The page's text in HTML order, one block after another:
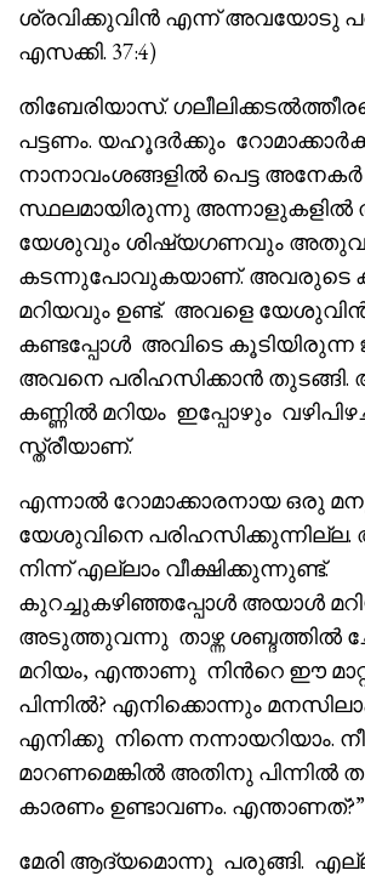
ശ്രവിക്കുവിൻ എന്ന് അവയോടു
എസക്കി. 37:4)
തിബേരിയാസ്.
പട്ടണം. യഹൂദർക്കും
നാനാവംശങ്ങളിൽ പെട്ട
സ്ഥലമായിരുന്നു അന്നാളുകളിൽ
യേശുവും ശിഷ്യഗണവും
കടന്നുപോവുകയാണ്. അവരുടെ
മറിയവും ഉണ്ട്. അവളെ
കണ്ടപ്പോൾ അവിടെ
അവനെ പരിഹസിക്കാൻ
കണ്ണിൽ മറിയം ഇപ്പോഴും
സ്ത്രീയാണ്.
എന്നാൽ റോമാക്കാരനായ ഒരു
യേശുവിനെ പരിഹസിക്കുന്നില്ല.
നിന്ന് എല്ലാം വീക്ഷിക്കുന്നുണ്ട്.
കുറച്ചുകഴിഞ്ഞപ്പോൾ അയാൾ
അടുത്തുവന്നു താഴ്ന്ന ശബ്ദത്തിൽ
മറിയം, എന്താണു നിൻറെ ഈ
പിന്നിൽ? എനിക്കൊന്നും
എനിക്കു നിന്നെ നന്നായറിയാം.
മാറണമെങ്കിൽ അതിനു പിന്നിൽ
കാരണം ഉണ്ടാവണം. എന്താണത്?”
മേരി ആദ്യമൊന്നു പരുങ്ങി.